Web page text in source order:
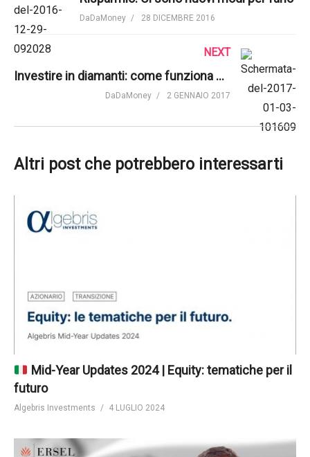
DaDaMoney 28 DICEMBRE 2016
NEXT
Investire in diamanti: come funziona DiamantiSuMisura | BForever
DaDaMoney 2 GENNAIO 2017
Altri post che potrebbero interessarti
Mid-Year Updates 2024 | Equity: tematiche per il
futuro
Algebris Investments 4 LUGLIO 2024